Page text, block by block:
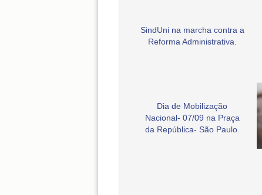
SindUni na marcha contra a
Reforma Administrativa.
Dia de Mobilização
Nacional- 07/09 na Praça
da República- São Paulo.